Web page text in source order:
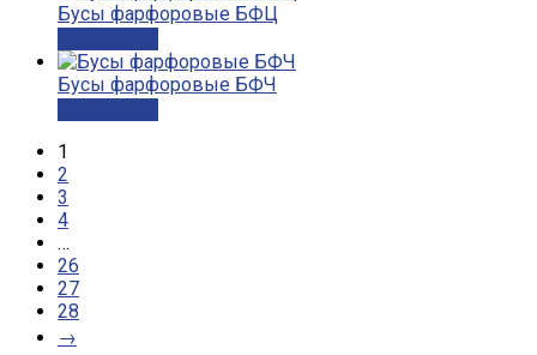
Бусы фарфоровые БФЦ
Бусы фарфоровые БФЧ
1
2
3
4
…
26
27
28
→